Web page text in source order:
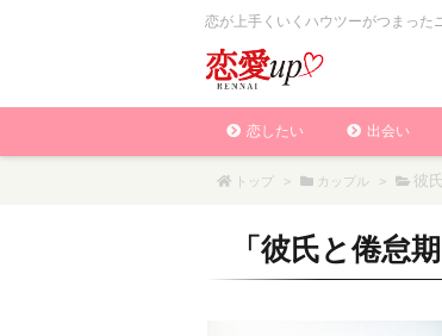
恋が上手くいくハウツーがつまった
恋したい 出会い
トップ > カップル > 彼
「 彼氏と倦怠期